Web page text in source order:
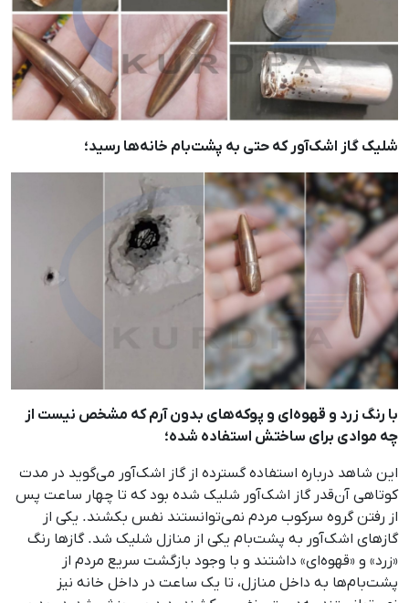
شلیک گاز اشک‌آور که حتی به پشت‌بام خانه‌ها رسید؛
با رنگ زرد و قهوه‌ای و پوکه‌های بدون آرم که مشخص نیست از
چه موادی برای ساختش استفاده شده؛
این شاهد درباره استفاده گسترده از گاز اشک‌آور می‌گوید در مدت
کوتاهی آن‌قدر گاز اشک‌آور شلیک شده بود که تا چهار ساعت پس
از رفتن گروه سرکوب مردم نمی‌توانستند نفس بکشند. یکی از
گازهای اشک‌آور به پشت‌بام یکی از منازل شلیک شد. گازها رنگ
«زرد» و «قهوه‌ای» داشتند و با وجود بازگشت سریع مردم از
پشت‌بام‌ها به داخل منازل، تا یک ساعت در داخل خانه نیز